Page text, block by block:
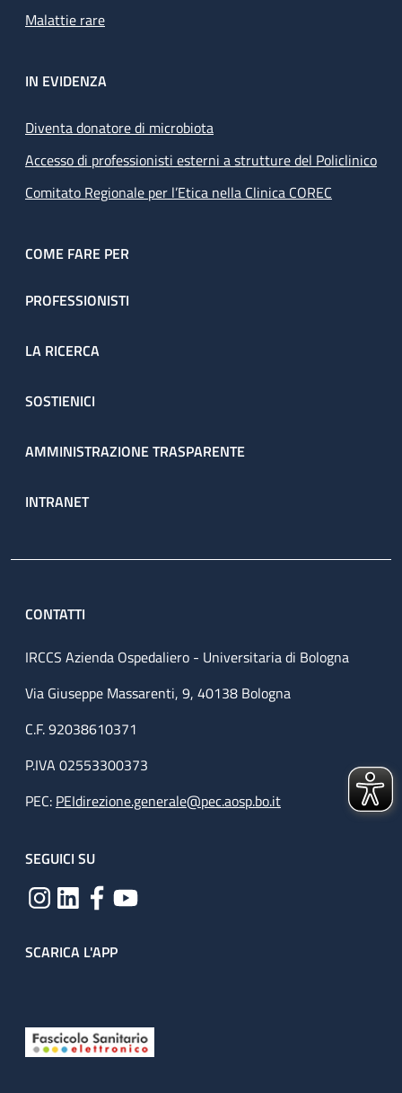
Malattie rare
IN EVIDENZA
Diventa donatore di microbiota
Accesso di professionisti esterni a strutture del Policlinico
Comitato Regionale per l’Etica nella Clinica COREC
COME FARE PER
PROFESSIONISTI
LA RICERCA
SOSTIENICI
AMMINISTRAZIONE TRASPARENTE
INTRANET
CONTATTI
IRCCS Azienda Ospedaliero - Universitaria di Bologna
Via Giuseppe Massarenti, 9, 40138 Bologna
C.F. 92038610371
P.IVA 02553300373
PEC: PEIdirezione.generale@pec.aosp.bo.it
SEGUICI SU
SCARICA L'APP